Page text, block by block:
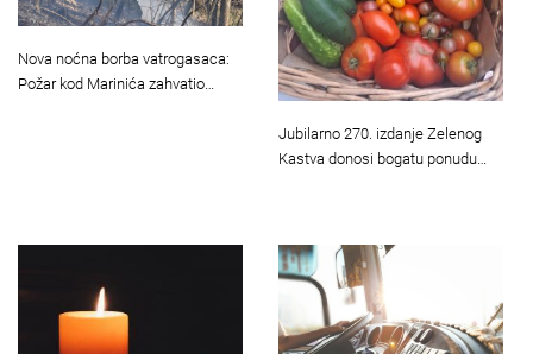
Nova noćna borba vatrogasaca:
Požar kod Marinića zahvatio…
Jubilarno 270. izdanje Zelenog
Kastva donosi bogatu ponudu…